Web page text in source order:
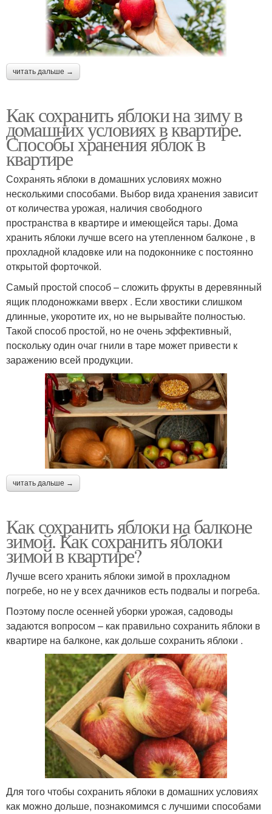
читать дальше →
Как сохранить яблоки на зиму в
домашних условиях в квартире.
Способы хранения яблок в
квартире
Сохранять яблоки в домашних условиях можно
несколькими способами. Выбор вида хранения зависит
от количества урожая, наличия свободного
пространства в квартире и имеющейся тары. Дома
хранить яблоки лучше всего на утепленном балконе , в
прохладной кладовке или на подоконнике с постоянно
открытой форточкой.
Самый простой способ – сложить фрукты в деревянный
ящик плодоножками вверх . Если хвостики слишком
длинные, укоротите их, но не вырывайте полностью.
Такой способ простой, но не очень эффективный,
поскольку один очаг гнили в таре может привести к
заражению всей продукции.
читать дальше →
Как сохранить яблоки на балконе
зимой. Как сохранить яблоки
зимой в квартире?
Лучше всего хранить яблоки зимой в прохладном
погребе, но не у всех дачников есть подвалы и погреба.
Поэтому после осенней уборки урожая, садоводы
задаются вопросом – как правильно сохранить яблоки в
квартире на балконе, как дольше сохранить яблоки .
Для того чтобы сохранить яблоки в домашних условиях
как можно дольше, познакомимся с лучшими способами